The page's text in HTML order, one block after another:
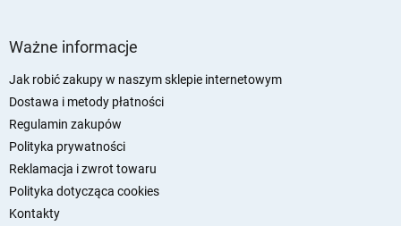
Ważne informacje
Jak robić zakupy w naszym sklepie internetowym
Dostawa i metody płatności
Regulamin zakupów
Polityka prywatności
Reklamacja i zwrot towaru
Polityka dotycząca cookies
Kontakty